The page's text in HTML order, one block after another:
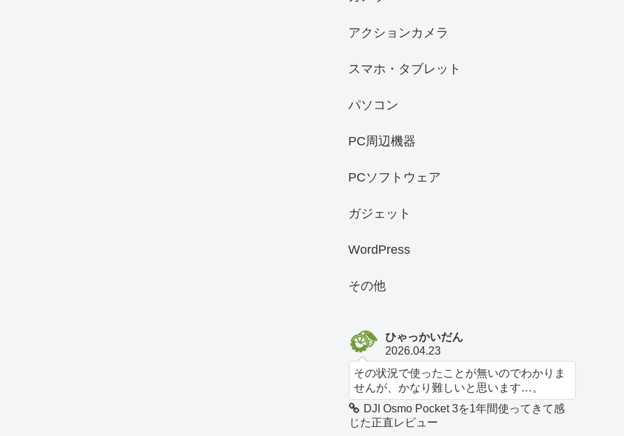
アクションカメラ
スマホ・タブレット
パソコン
PC周辺機器
PCソフトウェア
ガジェット
WordPress
その他
ひゃっかいだん
2026.04.23
その状況で使ったことが無いのでわかりま
せんが、かなり難しいと思います…。
DJI Osmo Pocket 3を1年間使ってきて感
じた正直レビュー